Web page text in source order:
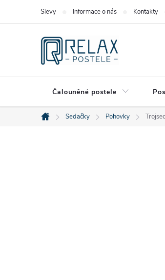
Slevy Informace o nás Kontakty
Čalouněné postele
Domů
Sedačky Pohovky